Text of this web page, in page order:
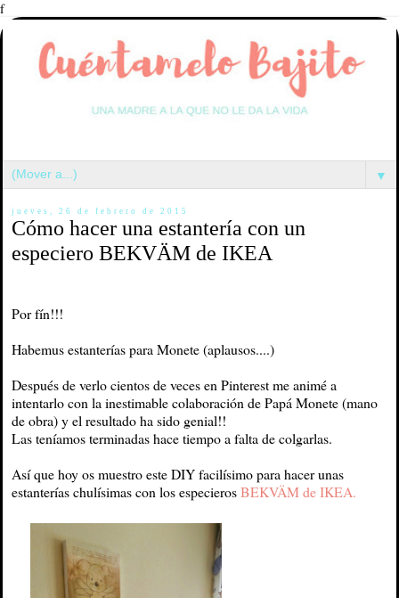
f
▼
jueves, 26 de febrero de 2015
Cómo hacer una estantería con un
especiero BEKVÄM de IKEA
Por fín!!!
Habemus estanterías para Monete (aplausos....)
Después de verlo cientos de veces en Pinterest me animé a
intentarlo con la inestimable colaboración de Papá Monete (mano
de obra) y el resultado ha sido genial!!
Las teníamos terminadas hace tiempo a falta de colgarlas.
Así que hoy os muestro este DIY facilísimo para hacer unas
estanterías chulísimas con los especierosBEKVÄM de IKEA.